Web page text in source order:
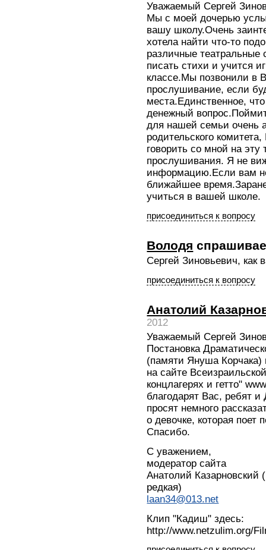
Уважаемый Сергей
Мы с моей дочерью
вашу школу.Очень
хотела найти что-то
различные театральные
писать стихи и учится
классе.Мы позвонили в
прослушивание, если
места.Единственное,
денежный
для нашей семьи очень
родительского
говорить со мной на эту
прослушивания. Я не
информацию.Если вам
ближайшее
учиться в вашей школе.
присоединиться к вопросу
Володя
Сергей Зиновьевич, как
присоединиться к вопросу
Анатолий
2012
Уважаемый Сергей
Постановка
(памяти Януша Корчака)
на сайте
концлагерях и гетто"
благодарят Вас, ребят
просят немного
о девочке, которая поет
Спасибо.
С уважением,
модератор сайта
Анатолий Казарновский
редкая)
laan34@013.net
Клип "Кадиш" здесь:
http://www.netzulim.org/